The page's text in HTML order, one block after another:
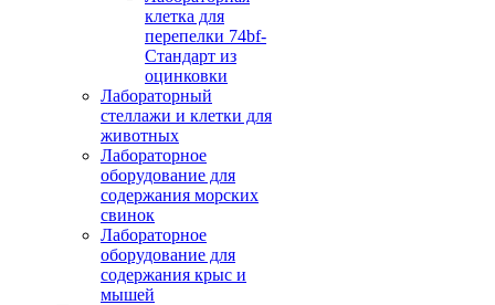
клетка для
перепелки 74bf-
Стандарт из
оцинковки
Лабораторный
стеллажи и клетки для
животных
Лабораторное
оборудование для
содержания морских
свинок
Лабораторное
оборудование для
содержания крыс и
мышей